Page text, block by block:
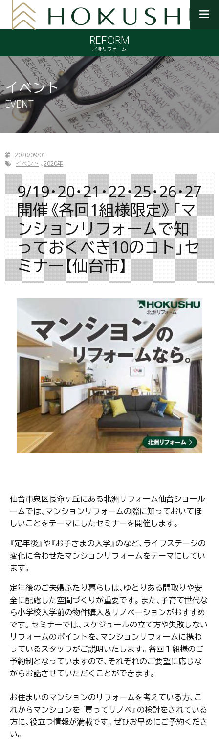
を
開
く
REFORM
北洲リフォーム
イベント
EVENT
2020/09/01
イベント
2020年
9/19･20･21･22･25･26･27
開催《各回1組様限定》「マ
ンションリフォームで知
っておくべき10のコト」セ
ミナー【仙台市】
仙台市泉区長命ヶ丘にある北洲リフォーム仙台ショール
ームでは、マンションリフォームの際に知っておいてほ
しいことをテーマにしたセミナーを開催します。
『定年後』や『お子さまの入学』のなど、ライフステージの
変化に合わせたマンションリフォームをテーマにしてい
ます。
定年後のご夫婦ふたり暮らしは、ゆとりある間取りや安
全に配慮した空間づくりが重要です。また、子育て世代な
ら小学校入学前の物件購入＆リノベーションがおすすめ
です。セミナーでは、スケジュールの立て方や失敗しない
リフォームのポイントを、マンションリフォームに携わ
っているスタッフがご説明いたします。各回１組様のご
予約制となっていますので、それぞれのご要望に応じな
がらお話させていただくことができます。
お住まいのマンションのリフォームを考えている方、こ
れからマンションを『買ってリノベ』の検討をされている
方に、役立つ情報が満載です。ぜひお早めにご予約くださ
い。